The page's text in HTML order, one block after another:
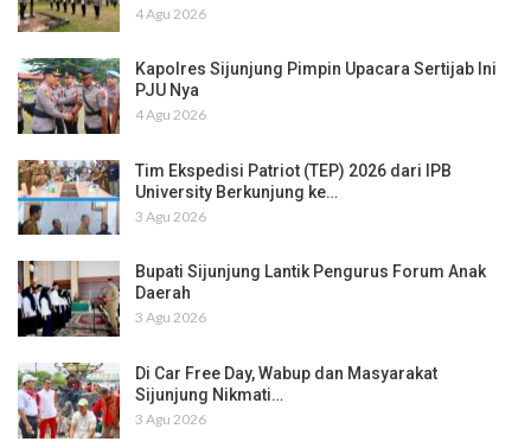
4 Agu 2026
Kapolres Sijunjung Pimpin Upacara Sertijab Ini
PJU Nya
4 Agu 2026
Tim Ekspedisi Patriot (TEP) 2026 dari IPB
University Berkunjung ke…
3 Agu 2026
Bupati Sijunjung Lantik Pengurus Forum Anak
Daerah
3 Agu 2026
Di Car Free Day, Wabup dan Masyarakat
Sijunjung Nikmati…
3 Agu 2026